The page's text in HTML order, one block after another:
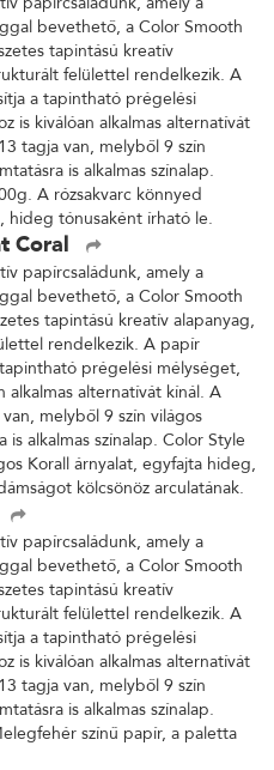
bevethető, a Color Smooth
tapintású kreatív
felülettel rendelkezik. A
a tapintható prégelési
is kiválóan alkalmas alternatívát
tagja van, melyből 9 szín
is alkalmas színalap.
A rózsakvarc könnyed
hideg tónusaként írható le.
Coral
papírcsaládunk, amely a
bevethető, a Color Smooth
tapintású kreatív alapanyag,
rendelkezik. A papír
prégelési mélységet,
alkalmas alternatívát kínál. A
melyből 9 szín világos
alkalmas színalap. Color Style
Korall árnyalat, egyfajta hideg,
kölcsönöz arculatának.
papírcsaládunk, amely a
bevethető, a Color Smooth
tapintású kreatív
felülettel rendelkezik. A
a tapintható prégelési
is kiválóan alkalmas alternatívát
tagja van, melyből 9 szín
is alkalmas színalap.
színű papír, a paletta